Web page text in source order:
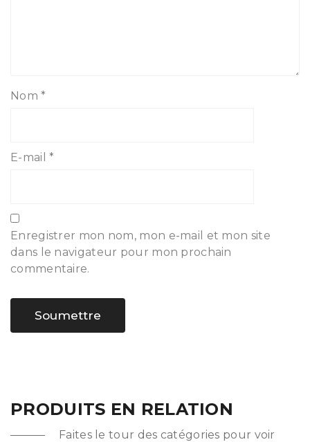
Nom*
E-mail*
Enregistrer mon nom, mon e-mail et mon site
dans le navigateur pour mon prochain
commentaire.
PRODUITS EN RELATION
Faites le tour des catégories pour voir